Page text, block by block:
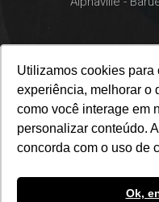
Utilizamos cookies para
experiência, melhorar o
como você interage em
personalizar conteúdo.
concorda com o uso de
Ok,
Utilizamos cookies para
experiência, melhorar o
como você interage em
personalizar conteúdo.
concorda com o uso de
Ok,